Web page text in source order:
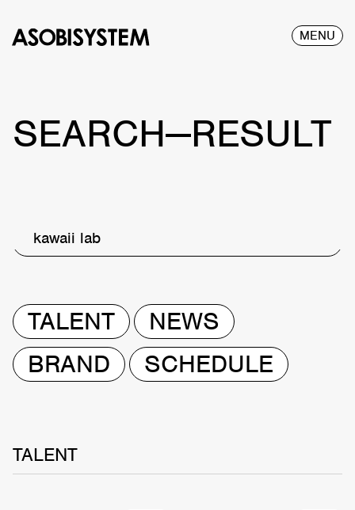
MENU
SEARCH—RESULT
kawaii lab
TALENT
NEWS
BRAND
SCHEDULE
TALENT